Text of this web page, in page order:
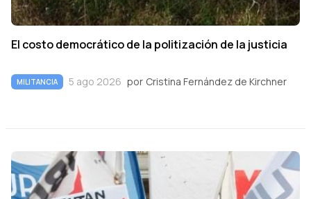
El costo democrático de la politización de la justicia
MILITANCIA 5 ago 2026 por Cristina Fernández de Kirchner